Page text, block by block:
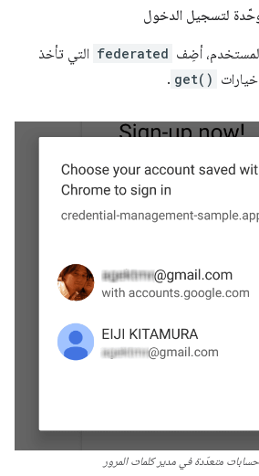
لتسجيل الدخول
أضِف federated التي تأخذ
get()
.
متعدّدة في مدير كلمات المرور